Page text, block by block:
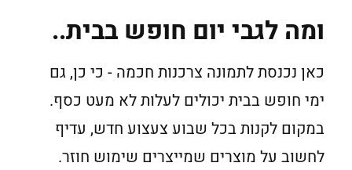
ומה לגבי יום חופש בבית..
כאן נכנסת לתמונה צרכנות חכמה - כי כן, גם
ימי חופש בבית יכולים לעלות לא מעט כסף.
במקום לקנות בכל שבוע צעצוע חדש, עדיף
לחשוב על מוצרים שמייצרים שימוש חוזר.